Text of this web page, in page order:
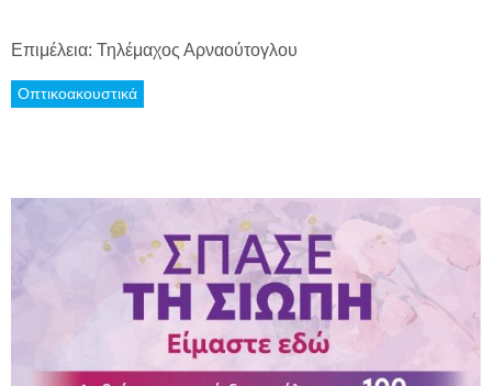
Επιμέλεια: Τηλέμαχος Αρναούτογλου
Οπτικοακουστικά